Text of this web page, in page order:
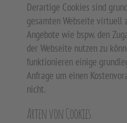
Derartige Cookies sind
gesamten Webseite virtuell
Angebote wie bspw. den
der Webseite nutzen zu
funktionieren einige
Anfrage um einen
nicht.
Arten von Cookies